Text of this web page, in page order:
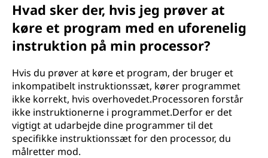
Hvad sker der, hvis jeg prøver at
køre et program med en uforenelig
instruktion på min processor?
Hvis du prøver at køre et program, der bruger et
inkompatibelt instruktionssæt, kører programmet
ikke korrekt, hvis overhovedet.Processoren forstår
ikke instruktionerne i programmet.Derfor er det
vigtigt at udarbejde dine programmer til det
specifikke instruktionssæt for den processor, du
målretter mod.